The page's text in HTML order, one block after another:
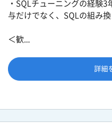
・SQLチューニングの経験
与だけでなく、SQLの組み換
＜歓...
詳細